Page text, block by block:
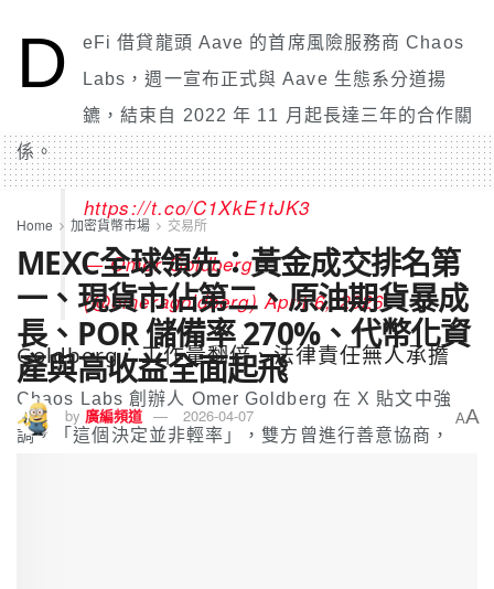
D
eFi 借貸龍頭 Aave 的首席風險服務商 Chaos
Labs，週一宣布正式與 Aave 生態系分道揚
鑣，結束自 2022 年 11 月起長達三年的合作關
係。
https://t.co/C1XkE1tJK3
— Omer Goldberg
(@omeragoldberg)April 6, 2026
Goldberg：工作量翻倍、法律責任無人承擔
Chaos Labs 創辦人 Omer Goldberg 在 X 貼文中強
調，「這個決定並非輕率」，雙方曾進行善意協商，
Home 加密貨幣市場 交易所
MEXC全球領先：黃金成交排名第
一、現貨市佔第二、原油期貨暴成
長、POR 儲備率 270%、代幣化資
產與高收益全面起飛
by 廣編頻道 2026-04-07 AA